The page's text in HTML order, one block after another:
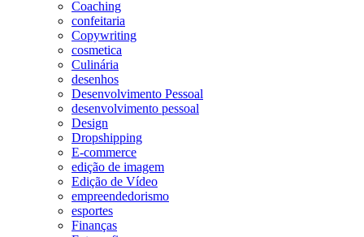
Coaching
confeitaria
Copywriting
cosmetica
Culinária
desenhos
Desenvolvimento Pessoal
desenvolvimento pessoal
Design
Dropshipping
E-commerce
edição de imagem
Edição de Vídeo
empreendedorismo
esportes
Finanças